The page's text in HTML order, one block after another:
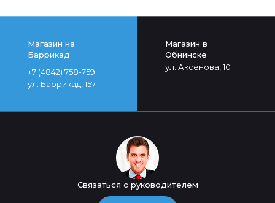
Магазин на
Баррикад
+7 (4842) 758-759
ул. Баррикад, 157
Магазин в
Обнинске
ул. Аксенова, 10
Связаться с руководителем